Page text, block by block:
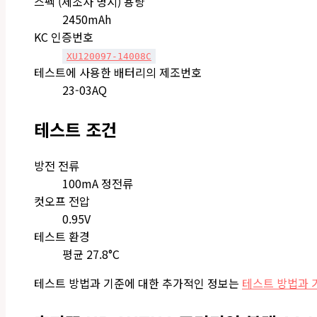
2450mAh
KC 인증번호
XU120097-14008C
테스트에 사용한 배터리의 제조번호
23-03AQ
테스트 조건
방전 전류
100mA 정전류
컷오프 전압
0.95V
테스트 환경
평균 27.8°C
테스트 방법과 기준에 대한 추가적인 정보는 테스트 방법과